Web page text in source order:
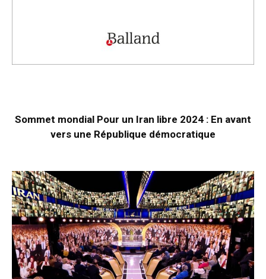
Sommet mondial Pour un Iran libre 2024 : En avant
vers une République démocratique